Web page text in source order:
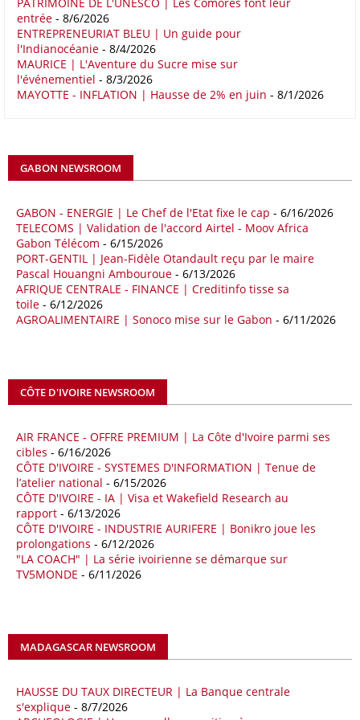
économiques complémentaires.
16/05/26 COMMERCE CHINE - AFRIQUE
Le déficit commercial de l’Afrique avec la Chine s’est creusé de 48,27
% au cours des quatre premiers mois de 2026 comparativement à la
même période de 2025 pour s’établir à 36,8 milliards de dollars, en
avril, à 81,82 milliards de dollars. Durant la même période, les
importations chinoises en provenance du continent ont atteint 45,02
quatre premiers mois de 2025.
09/05/26 ITALIE - LIBYE
Les deux pays veulent accélérer leurs projets gaziers communs, afin
de sécuriser davantage les approvisionnements énergétiques en
Méditerranée, dans un contexte marqué par des tensions
géopolitiques internationales et des perturbations sur le marché
mondial du gaz. Réunis à Rome le jeudi 7 mai, la Première ministre
coopération et les investissements dans le secteur énergétique. Cette
séquence survient alors que Rome cherche à réduire son exposition
18/04/26 ALGERIE - BP
La multinationale BP signe son retour en Algérie où un permis de
prospection d’hydrocarbures dans le bassin oriental lui a été attribué
par l’Agence nationale pour la valorisation des ressources en
hydrocarbures (ALNAFT). L’information rendue publique mercredi 15
avril par l’institution, intervient dans le cadre de sa politique de relance
de l’exploration. Le périmètre concerné se situe dans une zone de
l’est du pays jugée peu explorée malgré son potentiel. BP pourra y
lancer ses premières opérations de prospection sur le terrain portant
18/04/26 OUGANDA - CITIBANK
américaine Citibank pour arranger la mobilisation des financements
nécessaires à la construction du chemin de fer à écartement standard
entrée - 8/6/2026
ENTREPRENEURIAT BLEU | Un guide pour
l'Indianocéanie - 8/4/2026
MAURICE | L'Aventure du Sucre mise sur
l'événementiel - 8/3/2026
MAYOTTE - INFLATION | Hausse de 2% en juin - 8/1/2026
GABON NEWSROOM
GABON - ENERGIE | Le Chef de l'Etat fixe le cap - 6/16/2026
TELECOMS | Validation de l'accord Airtel - Moov Africa
Gabon Télécom - 6/15/2026
PORT-GENTIL | Jean-Fidèle Otandault reçu par le maire
Pascal Houangni Ambouroue - 6/13/2026
AFRIQUE CENTRALE - FINANCE | Creditinfo tisse sa
toile - 6/12/2026
AGROALIMENTAIRE | Sonoco mise sur le Gabon - 6/11/2026
CÔTE D'IVOIRE NEWSROOM
AIR FRANCE - OFFRE PREMIUM | La Côte d'Ivoire parmi ses
cibles - 6/16/2026
CÔTE D'IVOIRE - SYSTEMES D'INFORMATION | Tenue de
l’atelier national - 6/15/2026
CÔTE D'IVOIRE - IA | Visa et Wakefield Research au
rapport - 6/13/2026
CÔTE D'IVOIRE - INDUSTRIE AURIFERE | Bonikro joue les
prolongations - 6/12/2026
"LA COACH" | La série ivoirienne se démarque sur
TV5MONDE - 6/11/2026
MADAGASCAR NEWSROOM
HAUSSE DU TAUX DIRECTEUR | La Banque centrale
s'explique - 8/7/2026